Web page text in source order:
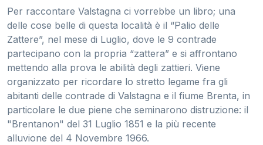
Per raccontare Valstagna ci vorrebbe un libro; una
delle cose belle di questa località è il “Palio delle
Zattere”, nel mese di Luglio, dove le 9 contrade
partecipano con la propria “zattera” e si affrontano
mettendo alla prova le abilità degli zattieri. Viene
organizzato per ricordare lo stretto legame fra gli
abitanti delle contrade di Valstagna e il fiume Brenta, in
particolare le due piene che seminarono distruzione: il
"Brentanon" del 31 Luglio 1851 e la più recente
alluvione del 4 Novembre 1966.